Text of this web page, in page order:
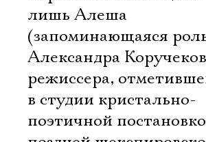
лишь Алеша
(запоминающаяся
Александра
режиссера,
в студии кристально-
поэтичной